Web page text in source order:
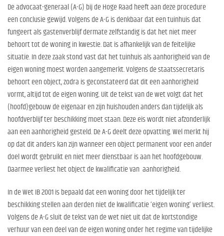
De advocaat-generaal (A-G) bij de Hoge Raad heeft aan deze procedure
een conclusie gewijd. Volgens de A-G is denkbaar dat een tuinhuis dat
fungeert als gastenverblijf dermate zelfstandig is dat het niet meer
behoort tot de woning in kwestie. Dat is afhankelijk van de feitelijke
situatie. In deze zaak stond vast dat het tuinhuis als aanhorigheid van de
eigen woning moest worden aangemerkt. Volgens de staatssecretaris
behoort een object, zodra is geconstateerd dat dit een aanhorigheid
vormt, altijd tot de eigen woning. Uit de tekst van de wet volgt dat het
(hoofd)gebouw de eigenaar en zijn huishouden anders dan tijdelijk als
hoofdverblijf ter beschikking moet staan. Deze eis wordt niet afzonderlijk
aan een aanhorigheid gesteld. De A-G deelt deze opvatting. Wel merkt hij
op dat dit anders kan zijn wanneer een object permanent voor een ander
doel wordt gebruikt en niet meer dienstbaar is aan het hoofdgebouw.
Daarmee verliest het object de kwalificatie van aanhorigheid.
In de Wet IB 2001 is bepaald dat een woning door het tijdelijk ter
beschikking stellen aan derden niet de kwalificatie ‘eigen woning’ verliest.
Volgens de A-G sluit de tekst van de wet niet uit dat de kortstondige
verhuur van een deel van de eigen woning onder het regime van tijdelijke